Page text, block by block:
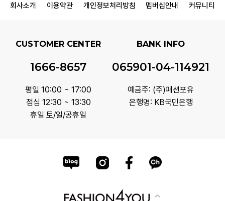
회사소개 이용약관 개인정보처리방침 멤버십안내 커뮤니티
CUSTOMER CENTER
1666-8657
평일 10:00 ~ 17:00
점심 12:30 ~ 13:30
휴일 토/일/공휴일
BANK INFO
065901-04-114921
예금주: (주)패션포유
은행명: KB국민은행